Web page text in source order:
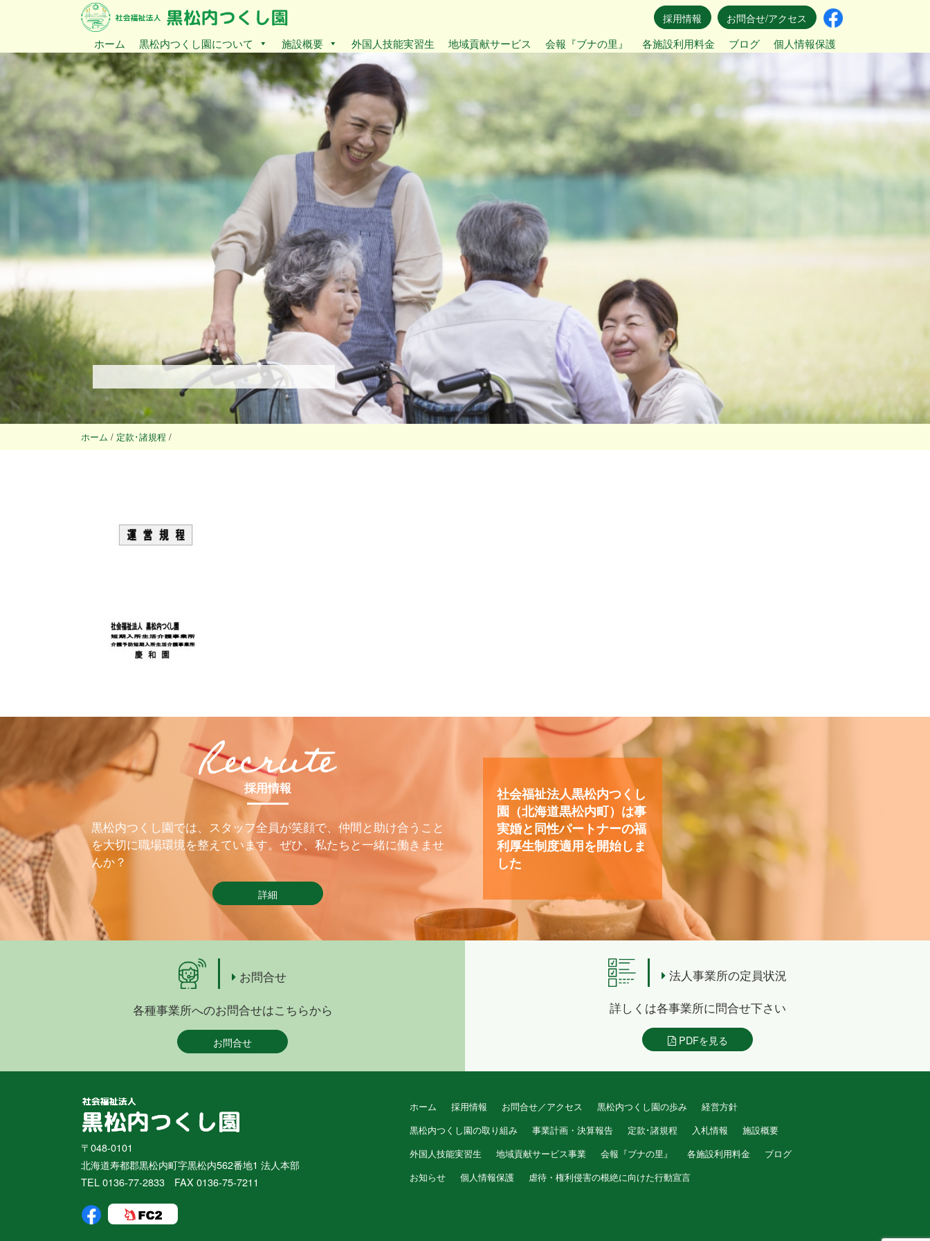
採用情報
お問合せ/アクセス
ホーム
黒松内つくし園について 施設概要 外国人技能実習生 地域貢献サービス 会報『ブナの里』 各施設利用料金 ブログ 個人情報保護
ホーム / 定款･諸規程 /
採用情報
黒松内つくし園では、スタッフ全員が笑顔で、仲間と助け合うこと
を大切に職場環境を整えています。ぜひ、私たちと一緒に働きませ
んか？
詳細
社会福祉法人黒松内つくし
園（北海道黒松内町）は事
実婚と同性パートナーの福
利厚生制度適用を開始しま
した
お問合せ
各種事業所へのお問合せはこちらから
お問合せ
法人事業所の定員状況
詳しくは各事業所に問合せ下さい
PDFを見る
〒048-0101
北海道寿都郡黒松内町字黒松内562番地1 法人本部
TEL 0136-77-2833 FAX 0136-75-7211
ホーム 採用情報 お問合せ／アクセス 黒松内つくし園の歩み
経営方針
黒松内つくし園の取り組み
事業計画・決算報告 定款･諸規程 入札情報
施設概要
外国人技能実習生
地域貢献サービス事業 会報『ブナの里』 各施設利用料金
ブログ
お知らせ
個人情報保護 虐待・権利侵害の根絶に向けた行動宣言